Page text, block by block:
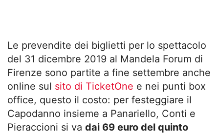
Le prevendite dei biglietti per lo spettacolo
del 31 dicembre 2019 al Mandela Forum di
Firenze sono partite a fine settembre anche
online sul sito di TicketOne e nei punti box
office, questo il costo: per festeggiare il
Capodanno insieme a Panariello, Conti e
Pieraccioni si va dai 69 euro del quinto